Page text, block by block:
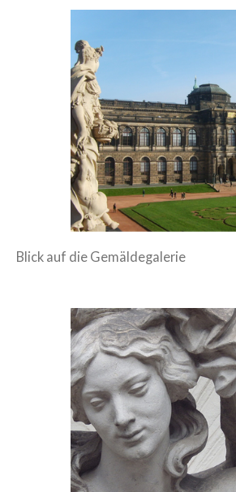
Blick auf die Gemäldegalerie